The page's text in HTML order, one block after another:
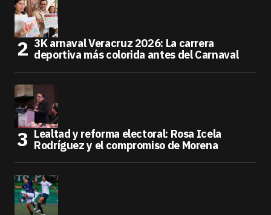
3K arnaval Veracruz 2026: La carrera
deportiva más colorida antes del Carnaval
Lealtad y reforma electoral: Rosa Icela
Rodríguez y el compromiso de Morena